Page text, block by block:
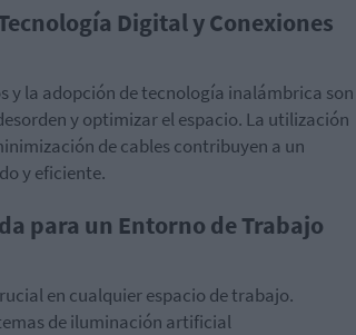
Digital y Conexiones
y la adopción de tecnología inalámbrica son
y optimizar el espacio. La utilización
de cables contribuyen a un
y eficiente.
para un Entorno de Trabajo
en cualquier espacio de trabajo.
de iluminación artificial